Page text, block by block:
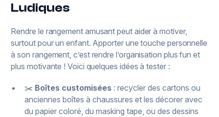
Ludiques
Rendre le rangement amusant peut aider à motiver,
surtout pour un enfant. Apporter une touche personnelle
à son rangement, c’est rendre l’organisation plus fun et
plus motivante ! Voici quelques idées à tester :
✂️ Boîtes customisées : recycler des cartons ou
anciennes boîtes à chaussures et les décorer avec
du papier coloré, du masking tape, ou des dessins